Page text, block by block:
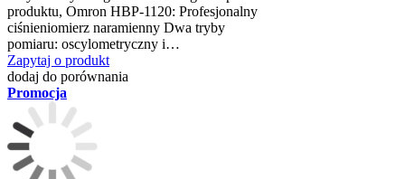
produktu, Omron HBP-1120: Profesjonalny
ciśnieniomierz naramienny Dwa tryby
pomiaru: oscylometryczny i…
Zapytaj o produkt
dodaj do porównania
Promocja